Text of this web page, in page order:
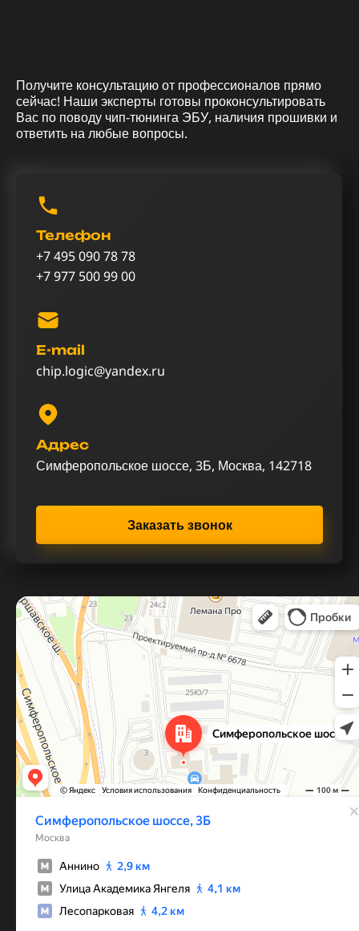
Получите консультацию от профессионалов прямо
сейчас! Наши эксперты готовы проконсультировать
Вас по поводу чип-тюнинга ЭБУ, наличия прошивки и
ответить на любые вопросы.
Телефон
+7 495 090 78 78
+7 977 500 99 00
E-mail
chip.logic@yandex.ru
Адрес
Симферопольское шоссе, 3Б, Москва, 142718
Заказать звонок